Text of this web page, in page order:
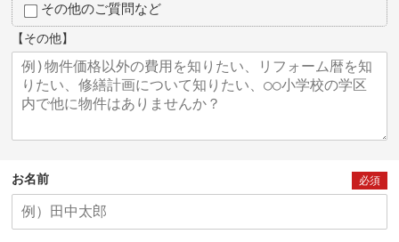
その他のご質問など
【その他】
お名前 必須